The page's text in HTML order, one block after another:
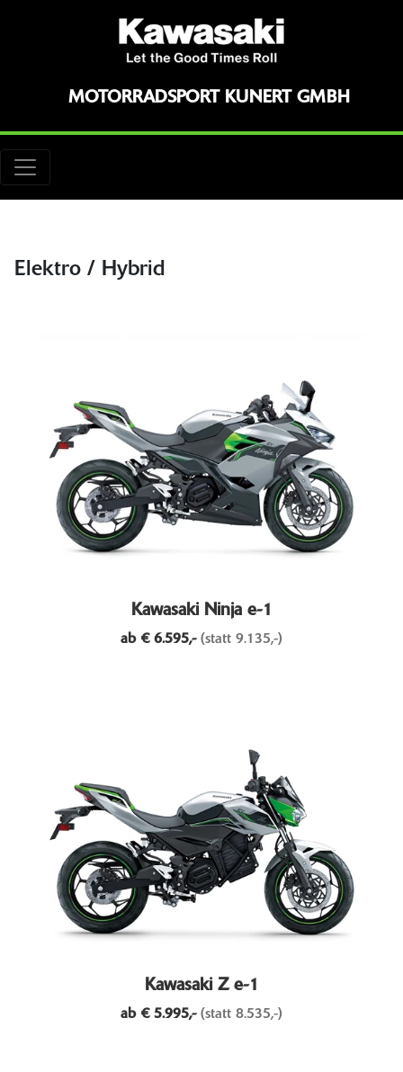
MOTORRADSPORT KUNERT GMBH
Elektro / Hybrid
Kawasaki Ninja e-1
ab € 6.595,- (statt 9.135,-)
Kawasaki Z e-1
ab € 5.995,- (statt 8.535,-)